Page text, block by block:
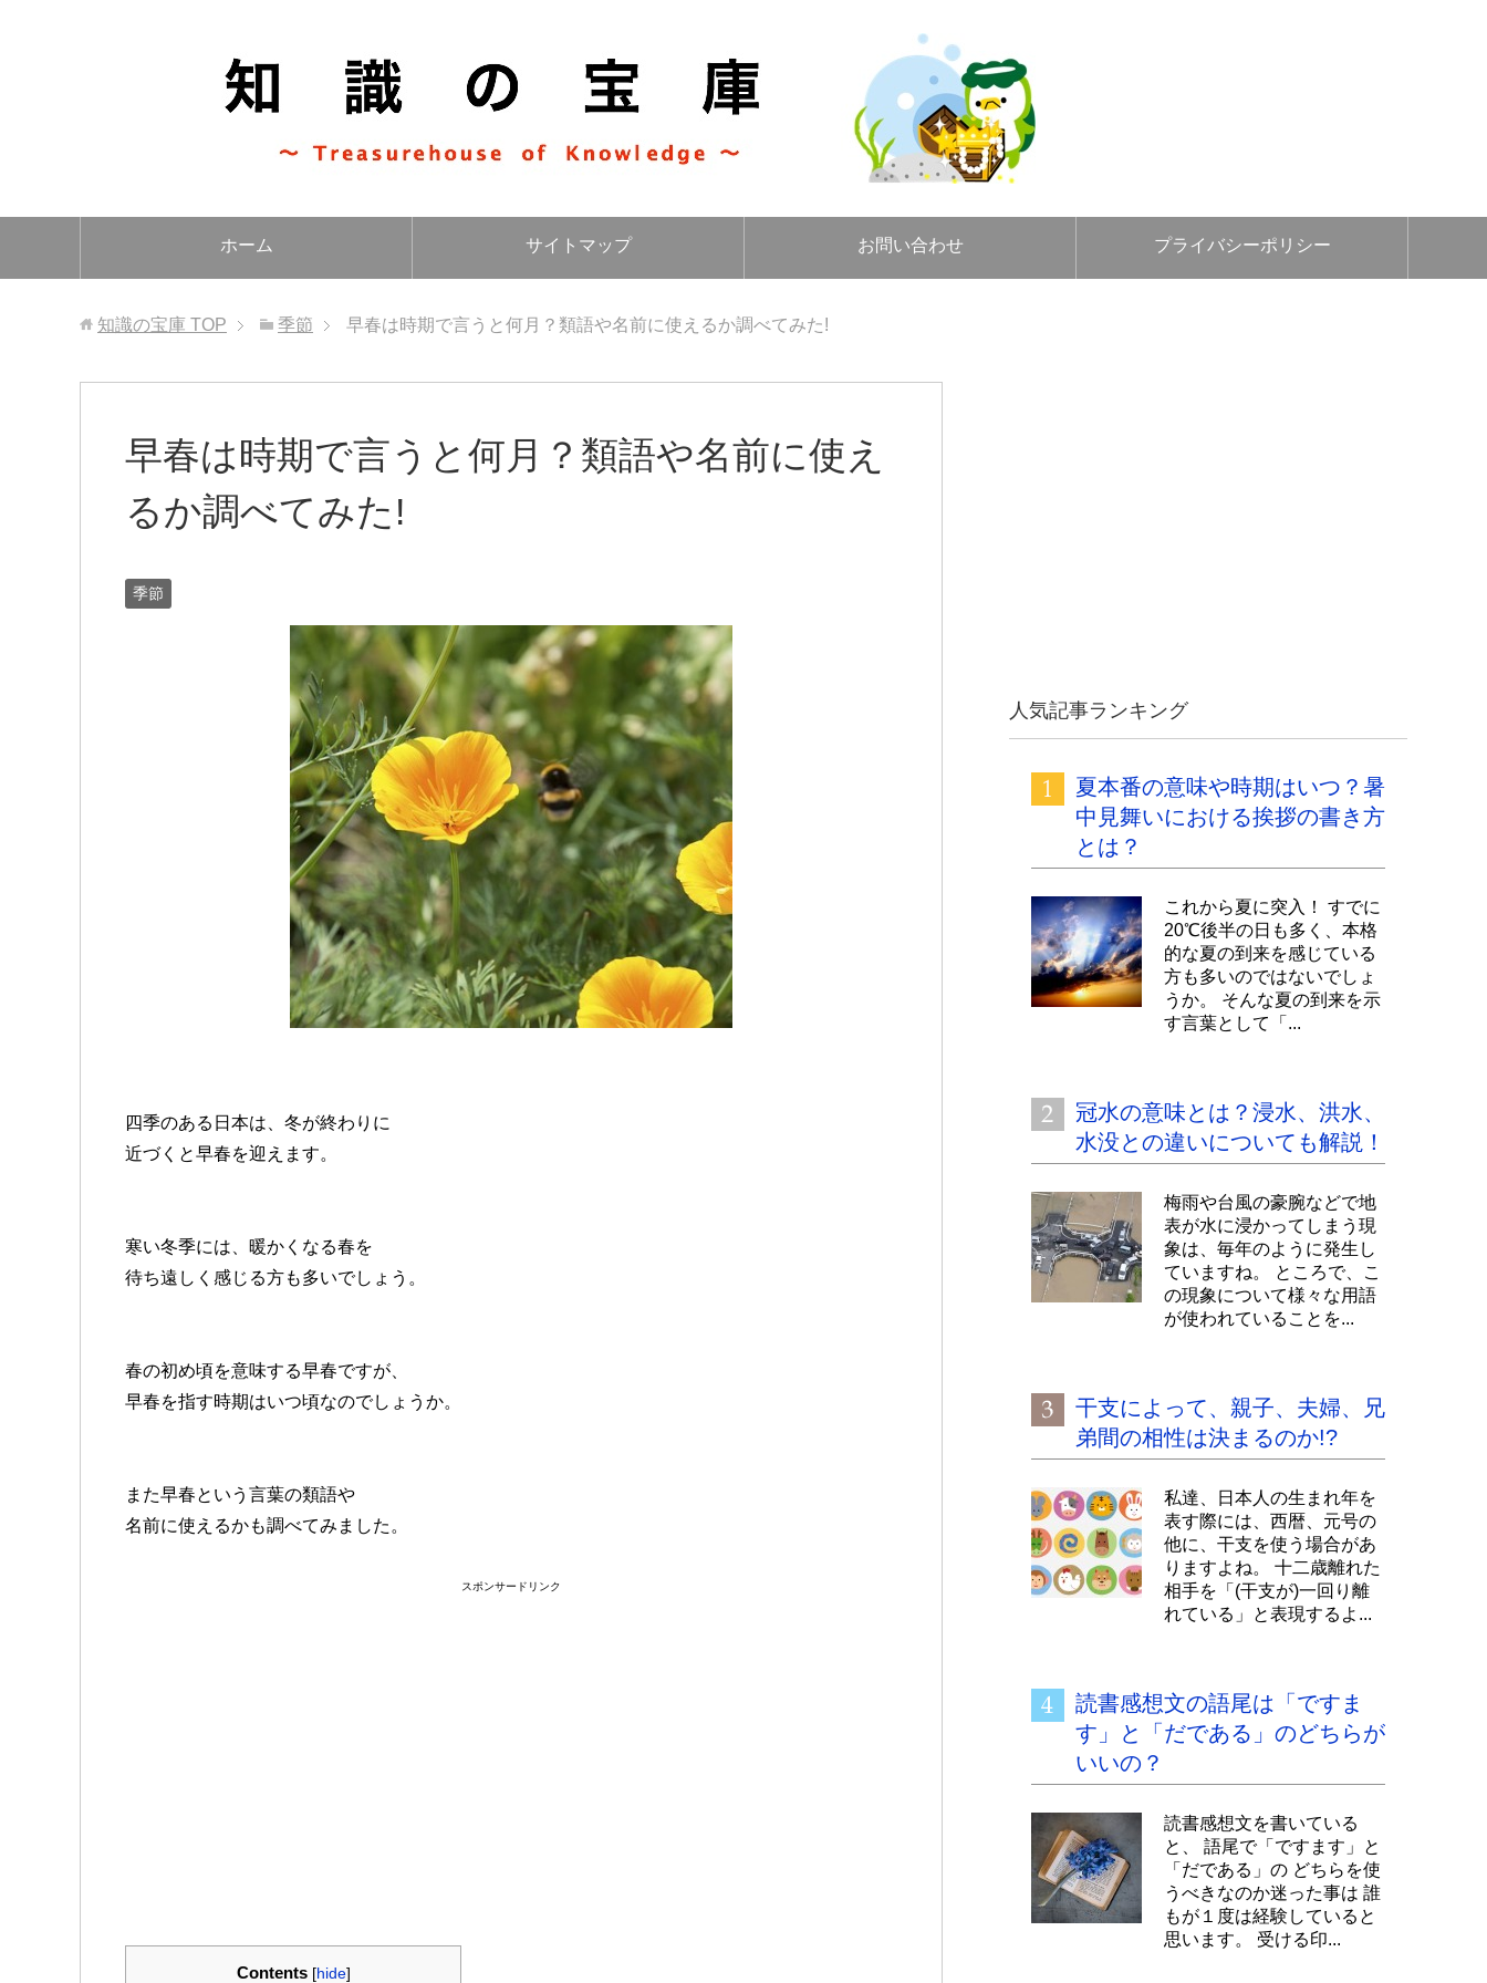
ホーム サイトマップ お問い合わせ プライバシーポリシー
知識の宝庫 TOP 季節 早春は時期で言うと何月？類語や名前に使えるか調べてみた!
早春は時期で言うと何月？類語や名前に使え
るか調べてみた!
季節
四季のある日本は、冬が終わりに
近づくと早春を迎えます。
寒い冬季には、暖かくなる春を
待ち遠しく感じる方も多いでしょう。
春の初め頃を意味する早春ですが、
早春を指す時期はいつ頃なのでしょうか。
また早春という言葉の類語や
名前に使えるかも調べてみました。
スポンサードリンク
Contents [hide]
人気記事ランキング
夏本番の意味や時期はいつ？暑
中見舞いにおける挨拶の書き方
とは？
これから夏に突入！ すでに
20℃後半の日も多く、本格
的な夏の到来を感じている
方も多いのではないでしょ
うか。 そんな夏の到来を示
す言葉として「...
冠水の意味とは？浸水、洪水、
水没との違いについても解説！
梅雨や台風の豪腕などで地
表が水に浸かってしまう現
象は、毎年のように発生し
ていますね。 ところで、こ
の現象について様々な用語
が使われていることを...
干支によって、親子、夫婦、兄
弟間の相性は決まるのか!?
私達、日本人の生まれ年を
表す際には、西暦、元号の
他に、干支を使う場合があ
りますよね。 十二歳離れた
相手を「(干支が)一回り離
れている」と表現するよ...
読書感想文の語尾は「ですま
す」と「だである」のどちらが
いいの？
読書感想文を書いている
と、 語尾で「ですます」と
「だである」の どちらを使
うべきなのか迷った事は 誰
もが１度は経験していると
思います。 受ける印...